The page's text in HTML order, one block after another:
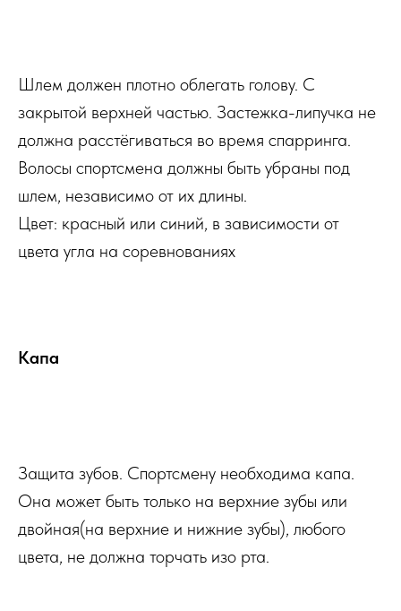
Шлем должен плотно облегать голову. С
закрытой верхней частью. Застежка-липучка не
должна расстёгиваться во время спарринга.
Волосы спортсмена должны быть убраны под
шлем, независимо от их длины.
Цвет: красный или синий, в зависимости от
цвета угла на соревнованиях
Капа
Защита зубов. Спортсмену необходима капа.
Она может быть только на верхние зубы или
двойная(на верхние и нижние зубы), любого
цвета, не должна торчать изо рта.